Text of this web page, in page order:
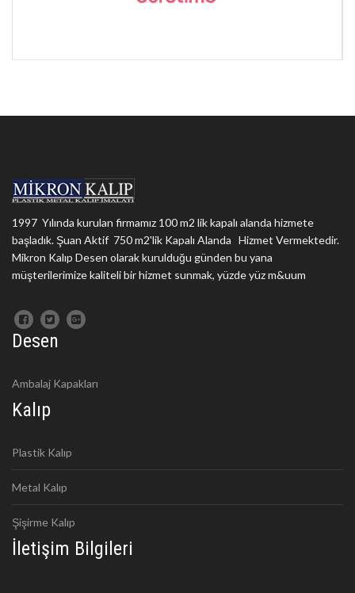
1997 Yılında kurulan firmamız 100 m2 lik kapalı alanda hizmete
başladık. Şuan Aktif 750 m2'lik Kapalı Alanda Hizmet Vermektedir.
Mikron Kalıp Desen olarak kurulduğu günden bu yana
müşterilerimize kaliteli bir hizmet sunmak, yüzde yüz m&uum
Desen
Ambalaj Kapakları
Kalıp
Plastik Kalıp
Metal Kalıp
Şişirme Kalıp
İletişim Bilgileri